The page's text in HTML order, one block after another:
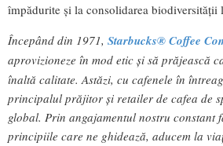
împădurite și la consolidarea biodiversității
Începând din 1971, Starbucks® Coffee
aprovizioneze în mod etic și să prăjească
înaltă calitate. Astăzi, cu cafenele în
principalul prăjitor și retailer de cafea de
global. Prin angajamentul nostru constant
principiile care ne ghidează, aducem la